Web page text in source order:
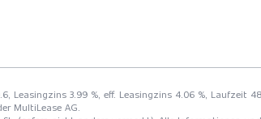
Leasingzins 3.99 %, eff. Leasingzins 4.06 %,
MultiLease AG.